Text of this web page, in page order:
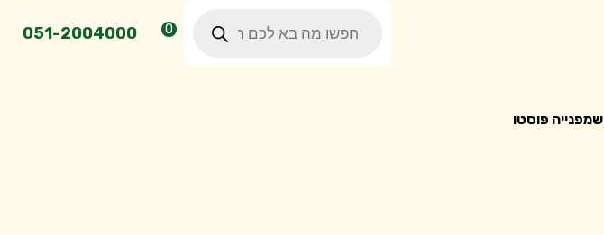
search
0
051-2004000
שמפנייה פוסטו